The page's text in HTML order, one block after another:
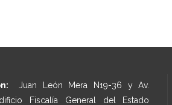
Juan León Mera N19-36 y Av.
Fiscalía General del Estado